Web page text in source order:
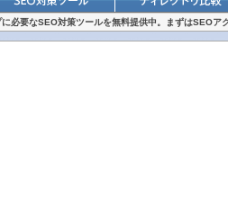
必要なSEO対策ツールを無料提供中。まずはSEOア